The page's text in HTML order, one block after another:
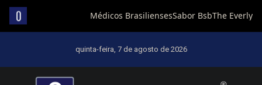
quinta-feira, 7 de agosto de 2026